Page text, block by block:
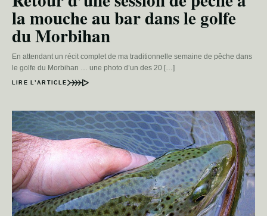
la mouche au bar dans le golfe
du Morbihan
En attendant un récit complet de ma traditionnelle semaine de pêche dans
le golfe du Morbihan … une photo d’un des 20 […]
LIRE L’ARTICLE